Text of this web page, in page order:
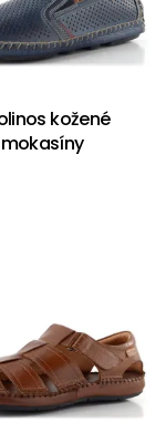
kožené
mokasíny